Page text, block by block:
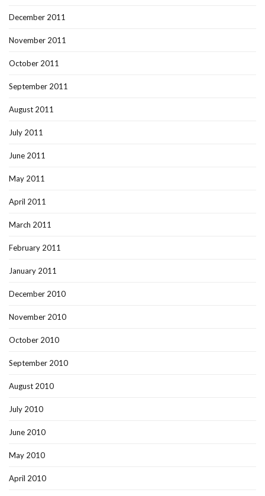
December 2011
November 2011
October 2011
September 2011
August 2011
July 2011
June 2011
May 2011
April 2011
March 2011
February 2011
January 2011
December 2010
November 2010
October 2010
September 2010
August 2010
July 2010
June 2010
May 2010
April 2010